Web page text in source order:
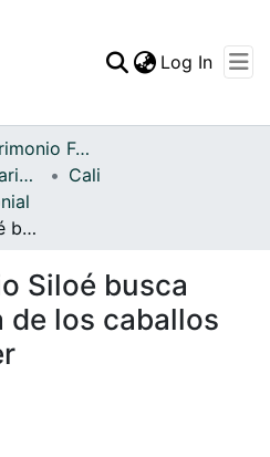
Statistics
Log In
Archivo del Patrimonio Fotográfico y Fílmico del Valle del Cauca
Fondo Fotográfico Diario Occidente
Cali
Niño en el Barrio Siloé busca entre la comida de los caballos algo para comer
Siloé busca
de los caballos